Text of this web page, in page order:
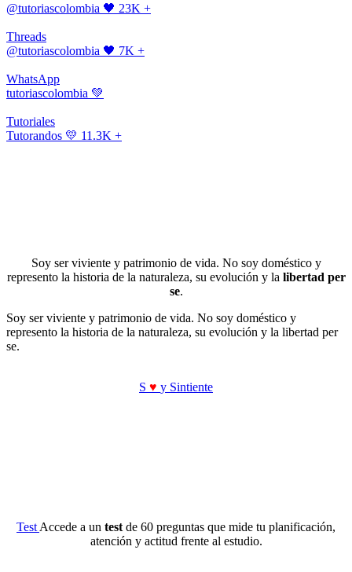
@tutoriascolombia 🖤 23K +
Threads
@tutoriascolombia 🖤 7K +
WhatsApp
tutoriascolombia 💚
Tutoriales
Tutorandos 💛 11.3K +
Soy ser viviente y patrimonio de vida. No soy doméstico y
represento la historia de la naturaleza, su evolución y la libertad per
se.
Soy ser viviente y patrimonio de vida. No soy doméstico y
represento la historia de la naturaleza, su evolución y la libertad per
se.
S ♥ y Sintiente
Test Accede a un test de 60 preguntas que mide tu planificación,
atención y actitud frente al estudio.